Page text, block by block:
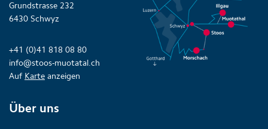
Grundstrasse 232
6430 Schwyz
+41 (0)41 818 08 80
info@stoos-muotatal.ch
Auf Karte anzeigen
Über uns